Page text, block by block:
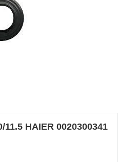
HAIER 0020300341